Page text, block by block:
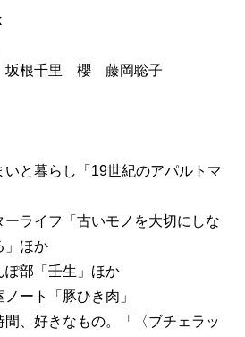
坂根千里 櫻 藤岡聡子
いと暮らし「19世紀のアパルトマ
ーライフ「古いモノを大切にしな
」ほか
ぽ部「壬生」ほか
ート「豚ひき肉」
間、好きなもの。「〈ブチェラッ